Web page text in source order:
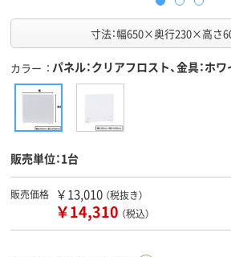
寸法：幅650×奥行230×高さ
カラー パネル：クリアフロスト、金具：ホワ
販売単位：1台
販売価格 ￥13,010 （税抜き）
￥14,310 （税込）